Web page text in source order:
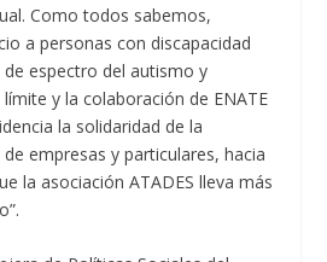
Como todos sabemos,
a personas con discapacidad
espectro del autismo y
y la colaboración de ENATE
la solidaridad de la
empresas y particulares, hacia
la asociación ATADES lleva más